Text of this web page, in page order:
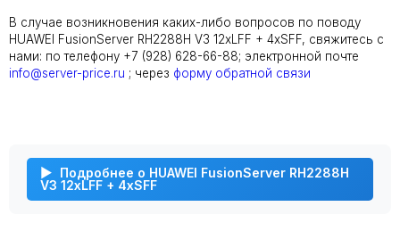
В случае возникновения каких-либо вопросов по поводу
HUAWEI FusionServer RH2288H V3 12xLFF + 4xSFF, свяжитесь с
нами: по телефону +7 (928) 628-66-88; электронной почте
info@server-price.ru ; через форму обратной связи
Подробнее о HUAWEI FusionServer RH2288H
V3 12xLFF + 4xSFF